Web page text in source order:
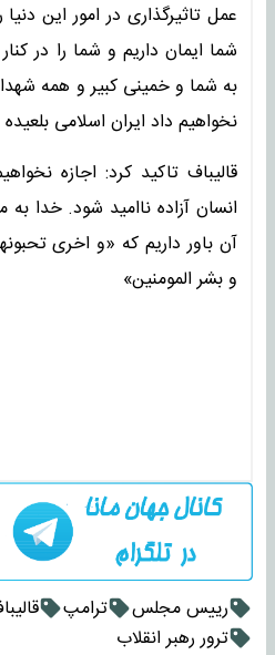
عمل تاثیرگذاری در امور این
شما ایمان داریم و شما را در
به شما و خمینی کبیر و همه
نخواهیم داد ایران اسلامی
قالیباف تاکید کرد: اجازه
انسان آزاده ناامید شود. خدا
آن باور داریم که «و اخری
و بشر المومنین»
رییس مجلس ترامپ
ترور رهبر انقلاب